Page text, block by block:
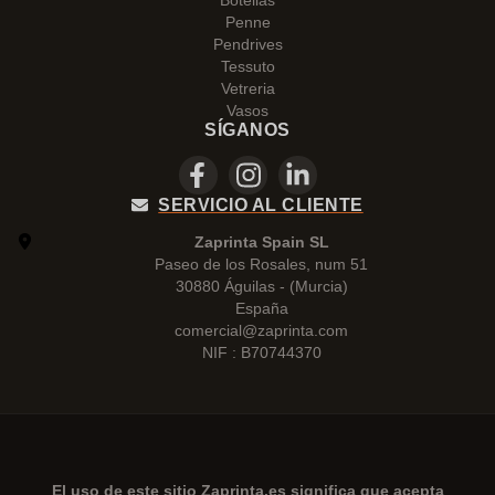
Penne
Pendrives
Tessuto
Vetreria
Vasos
SÍGANOS
SERVICIO AL CLIENTE
Zaprinta Spain SL
Paseo de los Rosales, num 51
30880 Águilas - (Murcia)
España
comercial@zaprinta.com
NIF : B70744370
El uso de este sitio Zaprinta.es significa que acepta